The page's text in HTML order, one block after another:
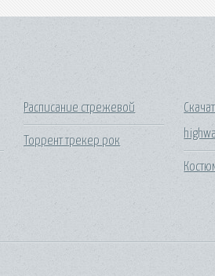
Расписание стрежевой
Торрент трекер рок